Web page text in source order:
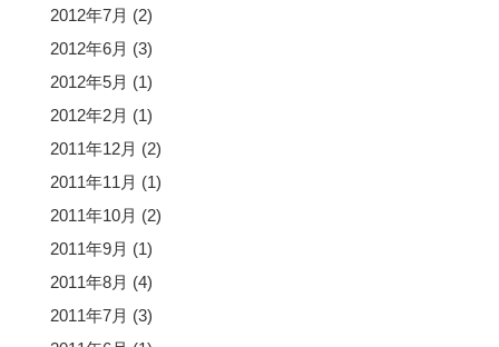
2012年7月 (2)
2012年6月 (3)
2012年5月 (1)
2012年2月 (1)
2011年12月 (2)
2011年11月 (1)
2011年10月 (2)
2011年9月 (1)
2011年8月 (4)
2011年7月 (3)